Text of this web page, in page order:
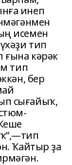
инеп
исемен
тип
ғына кәрәк
тип
бер
сығайыҡ,
Ҡайтыр ҙа